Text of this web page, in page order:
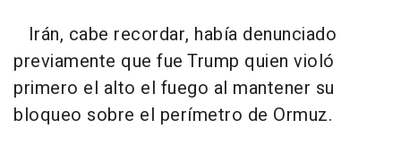
Irán, cabe recordar, había denunciado
previamente que fue Trump quien violó
primero el alto el fuego al mantener su
bloqueo sobre el perímetro de Ormuz.